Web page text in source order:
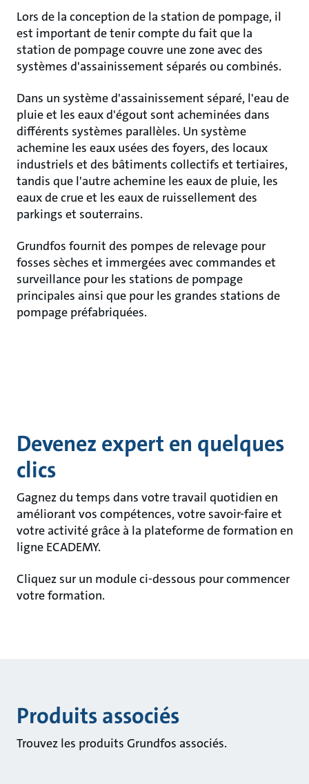
Lors de la conception de la station de pompage, il
est important de tenir compte du fait que la
station de pompage couvre une zone avec des
systèmes d'assainissement séparés ou combinés.
Dans un système d'assainissement séparé, l'eau de
pluie et les eaux d'égout sont acheminées dans
différents systèmes parallèles. Un système
achemine les eaux usées des foyers, des locaux
industriels et des bâtiments collectifs et tertiaires,
tandis que l'autre achemine les eaux de pluie, les
eaux de crue et les eaux de ruissellement des
parkings et souterrains.
Grundfos fournit des pompes de relevage pour
fosses sèches et immergées avec commandes et
surveillance pour les stations de pompage
principales ainsi que pour les grandes stations de
pompage préfabriquées.
Devenez expert en quelques
clics
Gagnez du temps dans votre travail quotidien en
améliorant vos compétences, votre savoir-faire et
votre activité grâce à la plateforme de formation en
ligne ECADEMY.
Cliquez sur un module ci-dessous pour commencer
votre formation.
Produits associés
Trouvez les produits Grundfos associés.